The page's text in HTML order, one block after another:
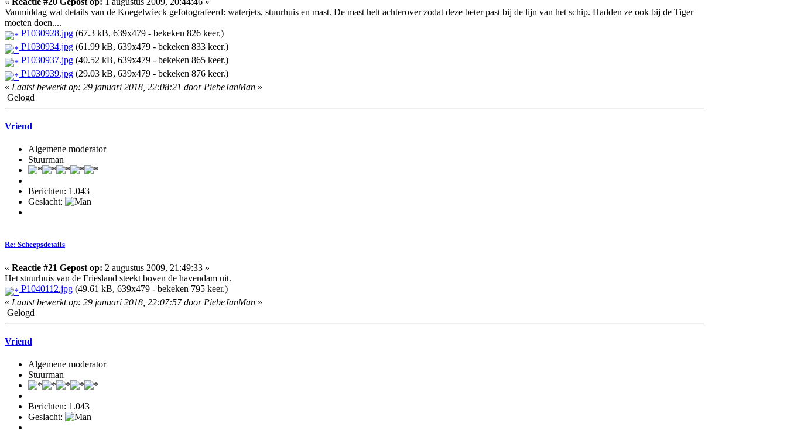
Vanmiddag wat details van de Koegelwieck gefotografeerd: waterjets, stuurhuis en mast. De mast helt achterover zodat deze beter past bij de lijn van het schip. Hadden ze ook bij de Tiger
moeten doen....
P1030928.jpg (67.3 kB, 639x479 - bekeken 826 keer.)
P1030934.jpg (61.99 kB, 639x479 - bekeken 833 keer.)
P1030937.jpg (40.52 kB, 639x479 - bekeken 865 keer.)
P1030939.jpg (29.03 kB, 639x479 - bekeken 876 keer.)
« Laatst bewerkt op: 29 januari 2018, 22:08:21 door PiebeJanMan »
Gelogd
Vriend
Algemene moderator
Stuurman
Berichten: 1.043
Geslacht:
Re: Scheepsdetails
« Reactie #21 Gepost op: 2 augustus 2009, 21:49:33 »
Het stuurhuis van de Friesland steekt boven de havendam uit.
P1040112.jpg (49.61 kB, 639x479 - bekeken 795 keer.)
« Laatst bewerkt op: 29 januari 2018, 22:07:57 door PiebeJanMan »
Gelogd
Vriend
Algemene moderator
Stuurman
Berichten: 1.043
Geslacht: